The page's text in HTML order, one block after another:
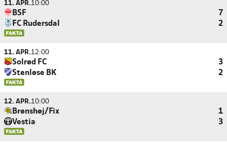
11. APR.10:00
BSF
7
FC Rudersdal
2
11. APR.12:00
Solrød FC
3
Stenløse BK
2
12. APR.10:00
Brønshøj/Fix
1
Vestia
3